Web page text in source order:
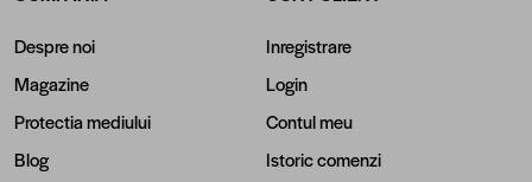
Despre noi
Magazine
Protectia mediului
Blog
Inregistrare
Login
Contul meu
Istoric comenzi